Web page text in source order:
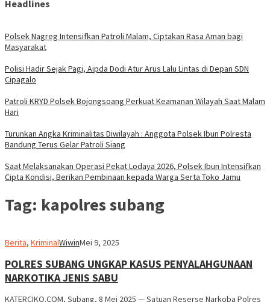
Headlines
Polsek Nagreg Intensifkan Patroli Malam, Ciptakan Rasa Aman bagi
Masyarakat
Polisi Hadir Sejak Pagi, Aipda Dodi Atur Arus Lalu Lintas di Depan SDN
Cipagalo
Patroli KRYD Polsek Bojongsoang Perkuat Keamanan Wilayah Saat Malam
Hari
Turunkan Angka Kriminalitas Diwilayah : Anggota Polsek Ibun Polresta
Bandung Terus Gelar Patroli Siang
Saat Melaksanakan Operasi Pekat Lodaya 2026, Polsek Ibun Intensifkan
Cipta Kondisi, Berikan Pembinaan kepada Warga Serta Toko Jamu
Tag: kapolres subang
Berita, KriminalWiwinMei 9, 2025
POLRES SUBANG UNGKAP KASUS PENYALAHGUNAAN
NARKOTIKA JENIS SABU
KATERCIKO.COM, Subang, 8 Mei 2025 — Satuan Reserse Narkoba Polres